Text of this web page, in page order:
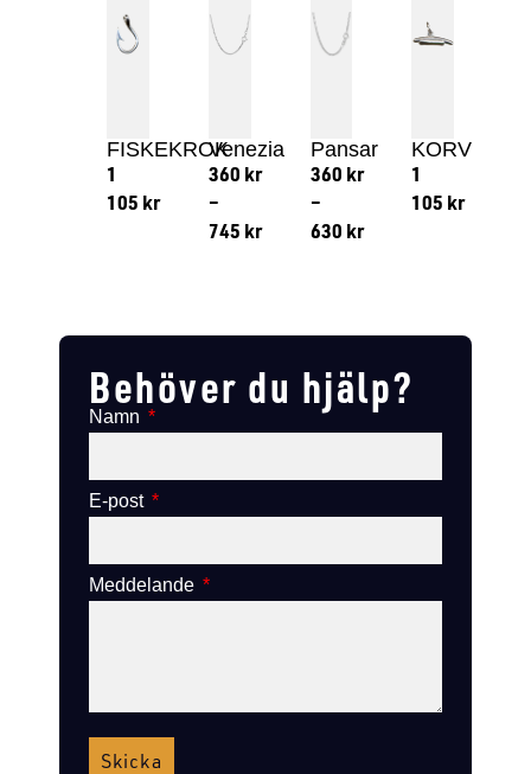
FISKEKROK
1
105 kr
Venezia
360 kr
–
745 kr
Pansar
360 kr
–
630 kr
KORV
1
105 kr
Behöver du hjälp?
Namn
E-post
Meddelande
Skicka